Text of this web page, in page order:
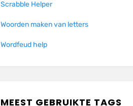
Scrabble Helper
Woorden maken van letters
Wordfeud help
MEEST GEBRUIKTE TAGS